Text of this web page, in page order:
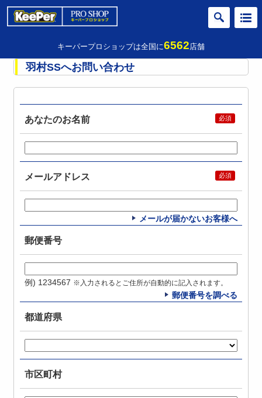
キーパープロショップは全国に6562店舗
羽村SSへお問い合わせ
あなたのお名前
メールアドレス
メールが届かないお客様へ
郵便番号
例) 1234567 ※入力されるとご住所が自動的に記入されます。
郵便番号を調べる
都道府県
市区町村